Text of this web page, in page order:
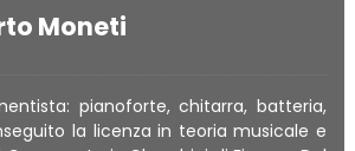
Moneti
pianoforte, chitarra, batteria,
la licenza in teoria musicale e